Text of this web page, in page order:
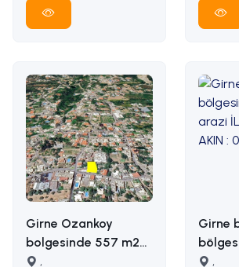
Girne Ozankoy
bolgesinde 557 m2
satilik arsa İLETİŞİM
,
Girne
,